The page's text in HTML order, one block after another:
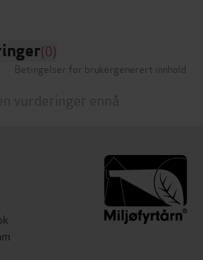
(0)
Betingelser for brukergenerert innhold
vurderinger ennå